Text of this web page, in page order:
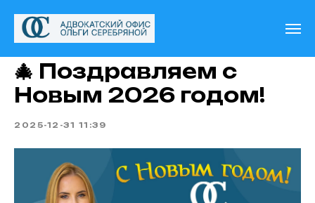
🎄 Поздравляем с
Новым 2026 годом!
2025-12-31 11:39